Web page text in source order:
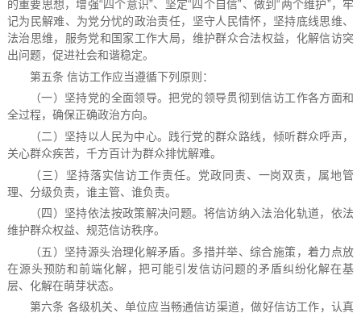
的重要思想，增强“四个意识”、坚定“四个自信”、做到“两个维护”，牢
记为民解难、为党分忧的政治责任，坚守人民情怀，坚持底线思维、
法治思维，服务党和国家工作大局，维护群众合法权益，化解信访突
出问题，促进社会和谐稳定。
第五条 信访工作应当遵循下列原则：
（一）坚持党的全面领导。把党的领导贯彻到信访工作各方面和
全过程，确保正确政治方向。
（二）坚持以人民为中心。践行党的群众路线，倾听群众呼声，
关心群众疾苦，千方百计为群众排忧解难。
（三）坚持落实信访工作责任。党政同责、一岗双责，属地管
理、分级负责，谁主管、谁负责。
（四）坚持依法按政策解决问题。将信访纳入法治化轨道，依法
维护群众权益、规范信访秩序。
（五）坚持源头治理化解矛盾。多措并举、综合施策，着力点放
在源头预防和前端化解，把可能引发信访问题的矛盾纠纷化解在基
层、化解在萌芽状态。
第六条 各级机关、单位应当畅通信访渠道，做好信访工作，认真